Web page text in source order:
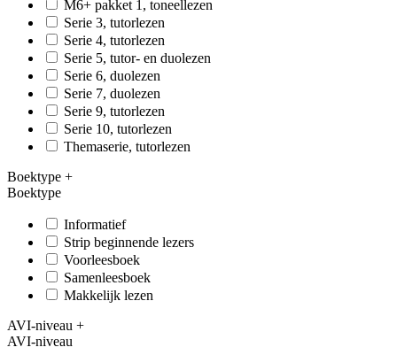
M6+ pakket 1, toneellezen
Serie 3, tutorlezen
Serie 4, tutorlezen
Serie 5, tutor- en duolezen
Serie 6, duolezen
Serie 7, duolezen
Serie 9, tutorlezen
Serie 10, tutorlezen
Themaserie, tutorlezen
Boektype +
Boektype
Informatief
Strip beginnende lezers
Voorleesboek
Samenleesboek
Makkelijk lezen
AVI-niveau +
AVI-niveau